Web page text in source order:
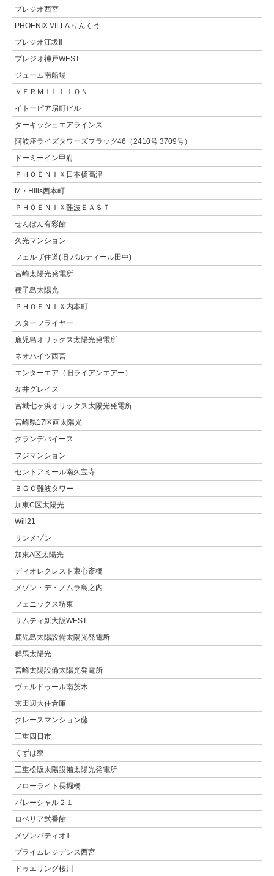
プレジオ西宮
PHOENIX VILLA りんくう
プレジオ江坂Ⅱ
プレジオ神戸WEST
ジューム南船場
ＶＥＲＭＩＬＬＩＯＮ
イトーピア扇町ビル
ターキッシュエアラインズ
阿波座ライズタワーズフラッグ46（2410号 3709号）
ドーミーイン甲府
ＰＨＯＥＮＩＸ日本橋高津
M・Hills西本町
ＰＨＯＥＮＩＸ難波ＥＡＳＴ
せんぼん有彩館
久光マンション
フェルザ住道(旧 パルティール田中)
宮崎太陽光発電所
種子島太陽光
ＰＨＯＥＮＩＸ内本町
スターフライヤー
鹿児島オリックス太陽光発電所
ネオハイツ西宮
エンターエア（旧ライアンエアー）
友井グレイス
宮城七ヶ浜オリックス太陽光発電所
宮崎県17区画太陽光
グランデパイース
フジマンション
セントアミール南久宝寺
ＢＧＣ難波タワー
加東C区太陽光
Will21
サンメゾン
加東A区太陽光
ディオレクレスト東心斎橋
メゾン・デ・ノムラ島之内
フェニックス堺東
サムティ新大阪WEST
鹿児島太陽設備太陽光発電所
群馬太陽光
宮崎太陽設備太陽光発電所
ヴェルドゥール南茨木
京田辺大住倉庫
グレースマンション藤
三重四日市
くずは寮
三重松阪太陽設備太陽光発電所
フローライト長堀橋
パレーシャル２１
ロベリア弐番館
メゾンパティオⅡ
プライムレジデンス西宮
ドゥエリング桜川